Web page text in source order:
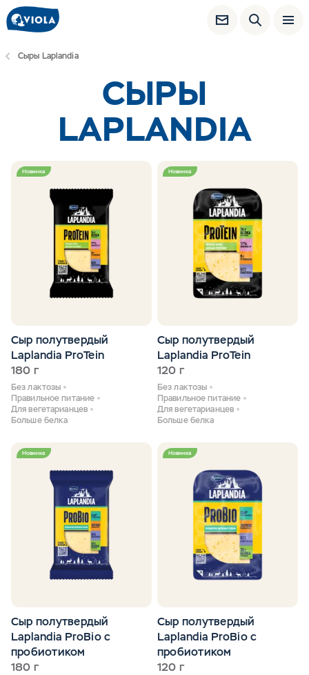
Сыры Laplandia
СЫРЫ
LAPLANDIA
Новинка
Сыр полутвердый
Laplandia ProTein
180 г
Без лактозы
Правильное питание
Для вегетарианцев
Больше белка
Новинка
Сыр полутвердый
Laplandia ProTein
120 г
Без лактозы
Правильное питание
Для вегетарианцев
Больше белка
Новинка
Сыр полутвердый
Laplandia ProBio с
пробиотиком
180 г
Новинка
Сыр полутвердый
Laplandia ProBio с
пробиотиком
120 г